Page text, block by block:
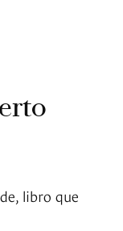
libro que